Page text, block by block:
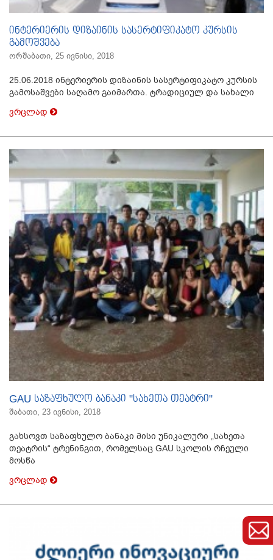
ინტერიერის დიზაინის სასერტიფიკატო კურსის
გამოშვება
ორშაბათი, 25 ივნისი, 2018
25.06.2018 ინტერიერის დიზაინის სასერტიფიკატო კურსის
გამოსაშვები საღამო გაიმართა. ტრადიციულ და სახალი
ვრცლად
GAU საზაფხულო ბანაკი "სახეთა თეატრი"
შაბათი, 23 ივნისი, 2018
გახსოვთ საზაფხულო ბანაკი მისი უნიკალური „სახეთა
თეატრის“ ტრენინგით, რომელსაც GAU სკოლის რჩეული
მოსწა
ვრცლად